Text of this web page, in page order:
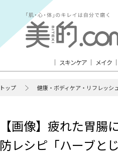
スキンケア メイク
トップ 健康・ボディケア・リフレッシュ
【画像】疲れた胃
防レシピ「ハーブと